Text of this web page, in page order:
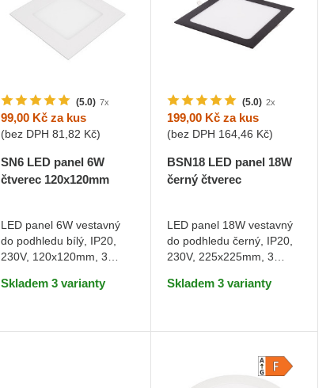
(5.0) 7x
99,00 Kčza kus
(bez DPH 81,82 Kč)
SN6 LED panel 6W
čtverec 120x120mm
LED panel 6W vestavný
do podhledu bílý, IP20,
230V, 120x120mm, 3
Skladem 3 varianty
DO KOŠÍKU
(5.0) 2x
199,00 Kč za kus
(bez DPH 164,46 Kč)
BSN18 LED panel 18W
černý čtverec
LED panel 18W vestavný
do podhledu černý, IP20,
230V, 225x225mm, 3
Skladem 3 varianty
DO KOŠÍKU